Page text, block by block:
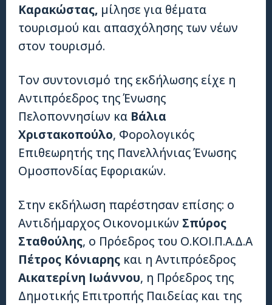
Καρακώστας, μίλησε για θέματα
τουρισμού και απασχόλησης των νέων
στον τουρισμό.
Τον συντονισμό της εκδήλωσης είχε η
Αντιπρόεδρος της Ένωσης
Πελοποννησίων κα Βάλια
Χριστακοπούλο, Φορολογικός
Επιθεωρητής της Πανελλήνιας Ένωσης
Ομοσπονδίας Εφοριακών.
Στην εκδήλωση παρέστησαν επίσης: ο
Αντιδήμαρχος Οικονομικών Σπύρος
Σταθούλης, ο Πρόεδρος του Ο.ΚΟΙ.Π.Α.Δ.Α
Πέτρος Κόνιαρης και η Αντιπρόεδρος
Αικατερίνη Ιωάννου, η Πρόεδρος της
Δημοτικής Επιτροπής Παιδείας και της